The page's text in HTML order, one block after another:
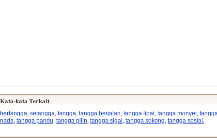
Kata-kata Terkait
bertangga setangga tangga tangga berjalan tangga lipat, tangga monyet,
nada tangga pandu tangga pilin tangga sigai tangga sokong tangga sosial